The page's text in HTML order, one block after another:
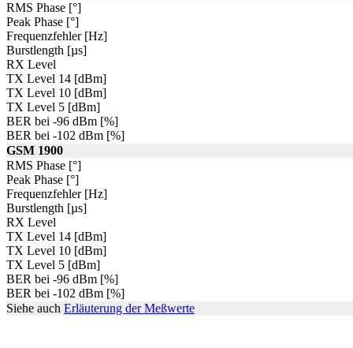
RMS Phase [°]
Peak Phase [°]
Frequenzfehler [Hz]
Burstlength [µs]
RX Level
TX Level 14 [dBm]
TX Level 10 [dBm]
TX Level 5 [dBm]
BER bei -96 dBm [%]
BER bei -102 dBm [%]
GSM 1900
RMS Phase [°]
Peak Phase [°]
Frequenzfehler [Hz]
Burstlength [µs]
RX Level
TX Level 14 [dBm]
TX Level 10 [dBm]
TX Level 5 [dBm]
BER bei -96 dBm [%]
BER bei -102 dBm [%]
Siehe auch Erläuterung der Meßwerte